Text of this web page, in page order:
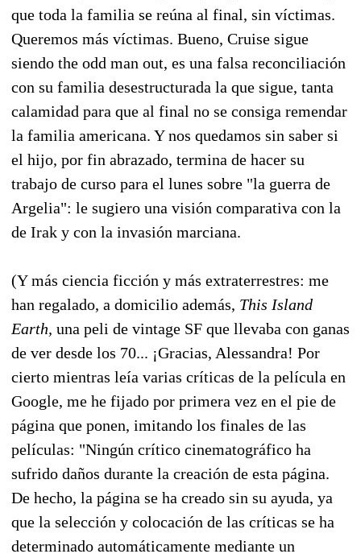
que toda la familia se reúna al final, sin víctimas.
Queremos más víctimas. Bueno, Cruise sigue
siendo the odd man out, es una falsa reconciliación
con su familia desestructurada la que sigue, tanta
calamidad para que al final no se consiga remendar
la familia americana. Y nos quedamos sin saber si
el hijo, por fin abrazado, termina de hacer su
trabajo de curso para el lunes sobre "la guerra de
Argelia": le sugiero una visión comparativa con la
de Irak y con la invasión marciana.
(Y más ciencia ficción y más extraterrestres: me
han regalado, a domicilio además, This Island
Earth, una peli de vintage SF que llevaba con ganas
de ver desde los 70... ¡Gracias, Alessandra! Por
cierto mientras leía varias críticas de la película en
Google, me he fijado por primera vez en el pie de
página que ponen, imitando los finales de las
películas: "Ningún crítico cinematográfico ha
sufrido daños durante la creación de esta página.
De hecho, la página se ha creado sin su ayuda, ya
que la selección y colocación de las críticas se ha
determinado automáticamente mediante un